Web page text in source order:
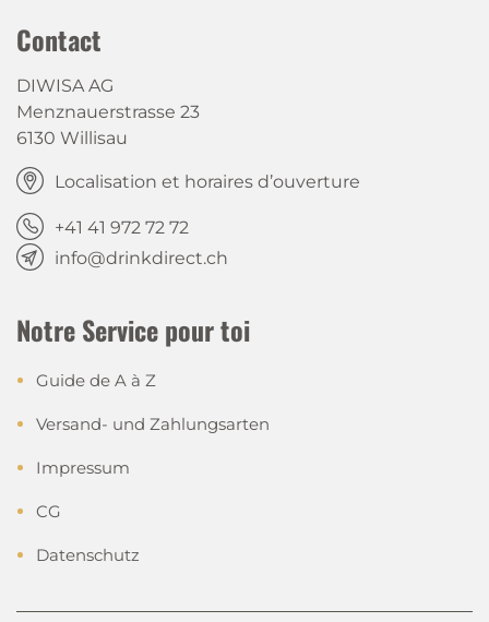
Contact
DIWISA AG
Menznauerstrasse 23
6130 Willisau
Localisation et horaires d’ouverture
+41 41 972 72 72
info@drinkdirect.ch
Notre Service pour toi
Guide de A à Z
Versand- und Zahlungsarten
Impressum
CG
Datenschutz